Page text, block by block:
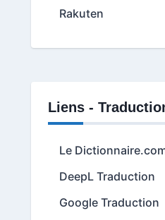
Rakuten
Liens -
Le
DeepL Traduction
Google Traduction